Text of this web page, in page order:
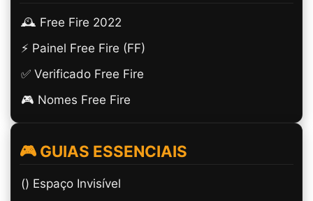
🕰️ Free Fire 2022
⚡ Painel Free Fire (FF)
✅ Verificado Free Fire
🎮 Nomes Free Fire
🎮 GUIAS ESSENCIAIS
(ㅤ) Espaço Invisível